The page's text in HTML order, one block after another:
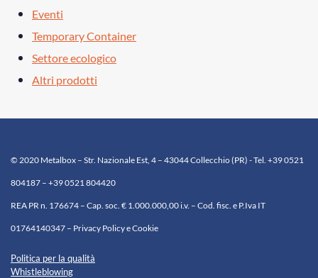
Eventi
Temporary Container
Settore ecologico
Altri prodotti
© 2020 Metalbox – Str. Nazionale Est, 4 – 43044 Collecchio (PR) - Tel. +39 0521
804187 – +39 0521 804420
REA PR n. 176674 – Cap. soc. € 1.000.000,00 i.v. – Cod. fisc. e P.Iva IT
01764140347 – Privacy Policy e Cookie
Politica per la qualità
Whistleblowing